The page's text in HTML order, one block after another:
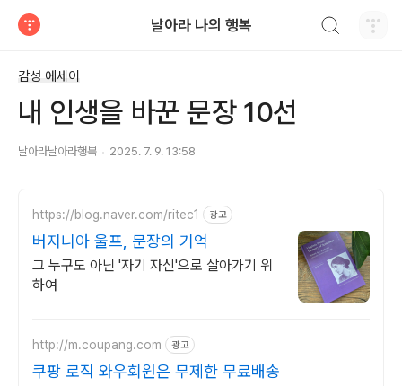
날아라 나의 행복
감성 에세이
내 인생을 바꾼 문장 10선
날아라날아라행복 2025. 7. 9. 13:58
https://blog.naver.com/ritec1 광고
버지니아 울프, 문장의 기억
그 누구도 아닌 '자기 자신'으로 살아가기 위
하여
http://m.coupang.com 광고
쿠팡 로직 와우회원은 무제한 무료배송